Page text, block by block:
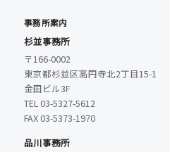
事務所案内
杉並事務所
〒166-0002
東京都杉並区高円寺北2丁目15-1
金田ビル3F
TEL 03-5327-5612
FAX 03-5373-1970
品川事務所